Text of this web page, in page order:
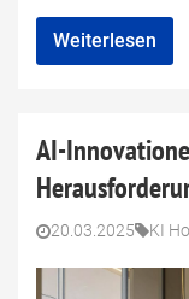
Weiterlesen
AI-
20.03.2025 KI